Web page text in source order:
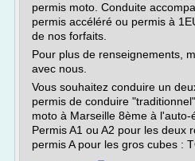
permis moto. Conduite
permis accéléré ou permis à
de nos forfaits.
Pour plus de renseignements,
avec nous.
Vous souhaitez conduire un
permis de conduire
moto à Marseille 8ème à l'auto-
Permis A1 ou A2 pour les deux
permis A pour les gros cubes :